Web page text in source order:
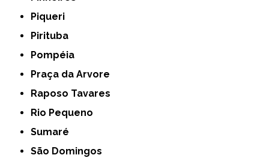
Piqueri
Pirituba
Pompéia
Praça da Arvore
Raposo Tavares
Rio Pequeno
Sumaré
São Domingos